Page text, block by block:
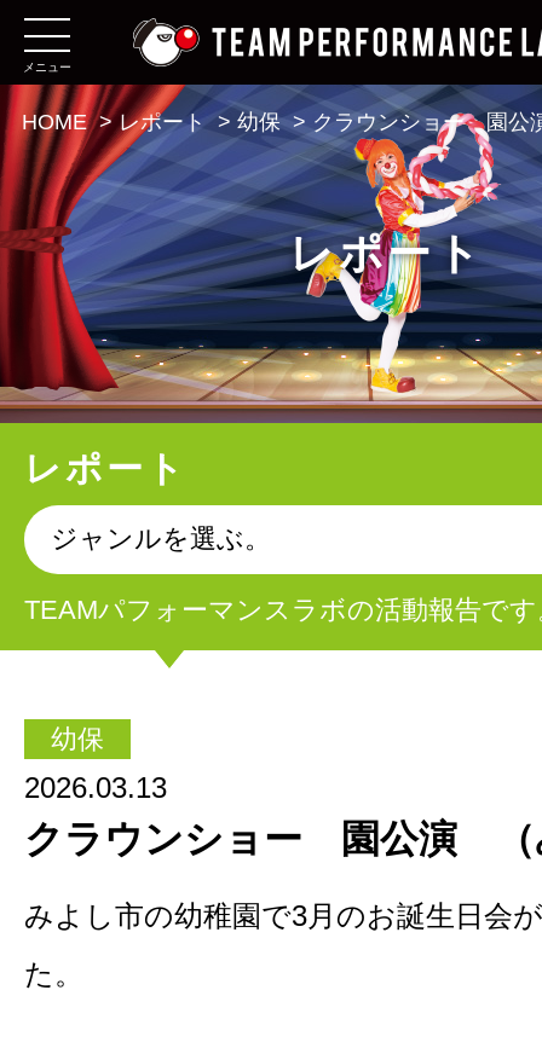
メニュー
レポート
HOME >レポート > 幼保 > クラウンショー 園公
レポート
ジャンルを選ぶ。
TEAMパフォーマンスラボの活動報告で
幼保
2026.03.13
クラウンショー 園公演 （
みよし市の幼稚園で3月のお誕生日会
た。